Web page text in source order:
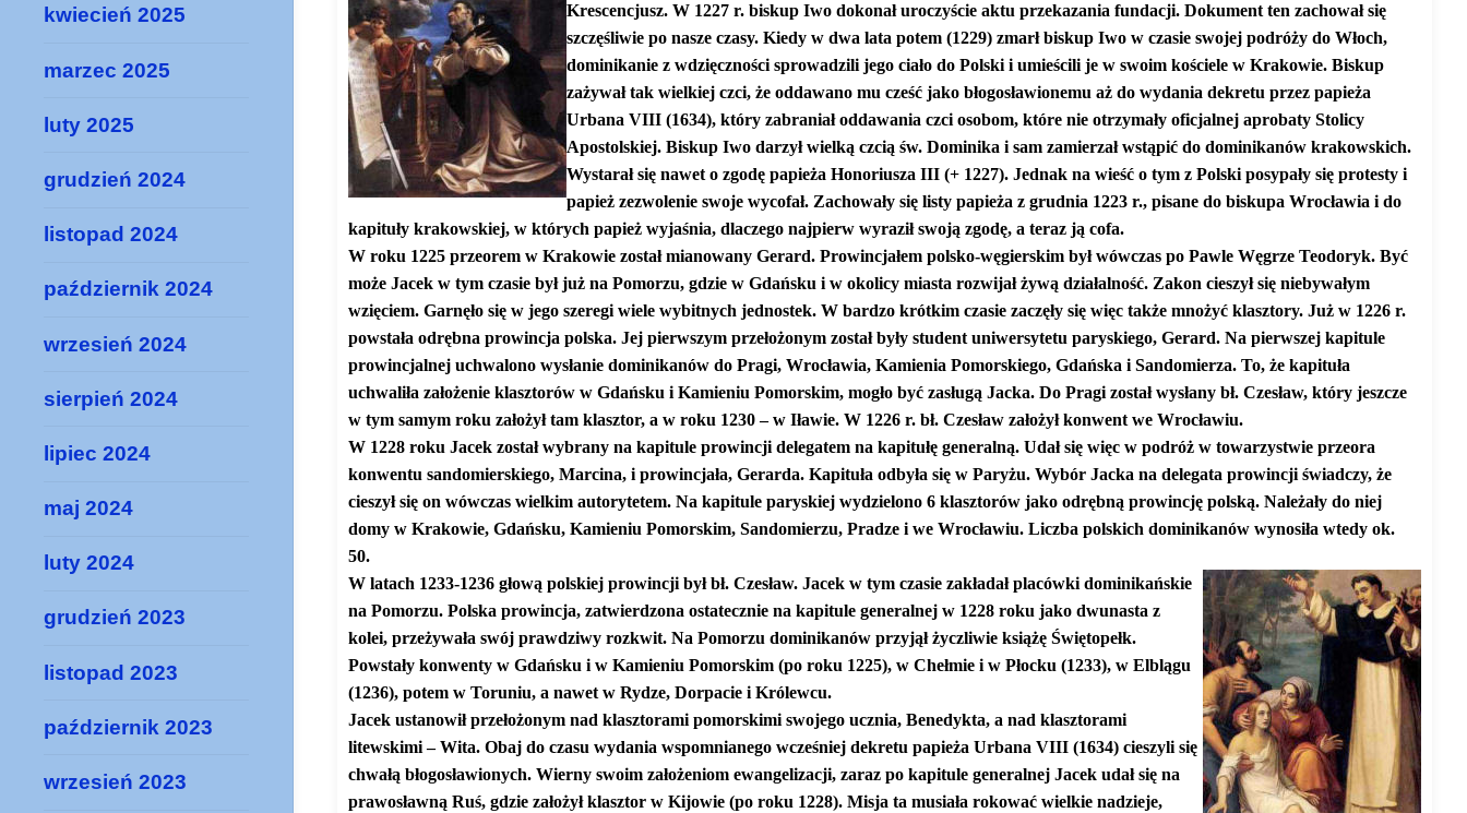
Krescencjusz. W 1227 r. biskup Iwo dokonał uroczyście aktu przekazania fundacji. Dokument ten zachował się
szczęśliwie po nasze czasy. Kiedy w dwa lata potem (1229) zmarł biskup Iwo w czasie swojej podróży do Włoch,
dominikanie z wdzięczności sprowadzili jego ciało do Polski i umieścili je w swoim kościele w Krakowie. Biskup
zażywał tak wielkiej czci, że oddawano mu cześć jako błogosławionemu aż do wydania dekretu przez papieża
Urbana VIII (1634), który zabraniał oddawania czci osobom, które nie otrzymały oficjalnej aprobaty Stolicy
Apostolskiej. Biskup Iwo darzył wielką czcią św. Dominika i sam zamierzał wstąpić do dominikanów krakowskich.
Wystarał się nawet o zgodę papieża Honoriusza III (+ 1227). Jednak na wieść o tym z Polski posypały się protesty i
papież zezwolenie swoje wycofał. Zachowały się listy papieża z grudnia 1223 r., pisane do biskupa Wrocławia i do
kapituły krakowskiej, w których papież wyjaśnia, dlaczego najpierw wyraził swoją zgodę, a teraz ją cofa.
W roku 1225 przeorem w Krakowie został mianowany Gerard. Prowincjałem polsko-węgierskim był wówczas po Pawle Węgrze Teodoryk. Być
może Jacek w tym czasie był już na Pomorzu, gdzie w Gdańsku i w okolicy miasta rozwijał żywą działalność. Zakon cieszył się niebywałym
wzięciem. Garnęło się w jego szeregi wiele wybitnych jednostek. W bardzo krótkim czasie zaczęły się więc także mnożyć klasztory. Już w 1226 r.
powstała odrębna prowincja polska. Jej pierwszym przełożonym został były student uniwersytetu paryskiego, Gerard. Na pierwszej kapitule
prowincjalnej uchwalono wysłanie dominikanów do Pragi, Wrocławia, Kamienia Pomorskiego, Gdańska i Sandomierza. To, że kapituła
uchwaliła założenie klasztorów w Gdańsku i Kamieniu Pomorskim, mogło być zasługą Jacka. Do Pragi został wysłany bł. Czesław, który jeszcze
w tym samym roku założył tam klasztor, a w roku 1230 – w Iławie. W 1226 r. bł. Czesław założył konwent we Wrocławiu.
W 1228 roku Jacek został wybrany na kapitule prowincji delegatem na kapitułę generalną. Udał się więc w podróż w towarzystwie przeora
konwentu sandomierskiego, Marcina, i prowincjała, Gerarda. Kapituła odbyła się w Paryżu. Wybór Jacka na delegata prowincji świadczy, że
cieszył się on wówczas wielkim autorytetem. Na kapitule paryskiej wydzielono 6 klasztorów jako odrębną prowincję polską. Należały do niej
domy w Krakowie, Gdańsku, Kamieniu Pomorskim, Sandomierzu, Pradze i we Wrocławiu. Liczba polskich dominikanów wynosiła wtedy ok.
50.
W latach 1233-1236 głową polskiej prowincji był bł. Czesław. Jacek w tym czasie zakładał placówki dominikańskie
na Pomorzu. Polska prowincja, zatwierdzona ostatecznie na kapitule generalnej w 1228 roku jako dwunasta z
kolei, przeżywała swój prawdziwy rozkwit. Na Pomorzu dominikanów przyjął życzliwie książę Świętopełk.
Powstały konwenty w Gdańsku i w Kamieniu Pomorskim (po roku 1225), w Chełmie i w Płocku (1233), w Elblągu
(1236), potem w Toruniu, a nawet w Rydze, Dorpacie i Królewcu.
Jacek ustanowił przełożonym nad klasztorami pomorskimi swojego ucznia, Benedykta, a nad klasztorami
litewskimi – Wita. Obaj do czasu wydania wspomnianego wcześniej dekretu papieża Urbana VIII (1634) cieszyli się
chwałą błogosławionych. Wierny swoim założeniom ewangelizacji, zaraz po kapitule generalnej Jacek udał się na
prawosławną Ruś, gdzie założył klasztor w Kijowie (po roku 1228). Misja ta musiała rokować wielkie nadzieje,
kwiecień 2025
marzec 2025
luty 2025
grudzień 2024
listopad 2024
październik 2024
wrzesień 2024
sierpień 2024
lipiec 2024
maj 2024
luty 2024
grudzień 2023
listopad 2023
październik 2023
wrzesień 2023